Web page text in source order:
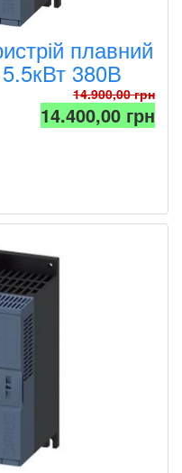
плавний
380В
14.900,00 грн
14.400,00 грн